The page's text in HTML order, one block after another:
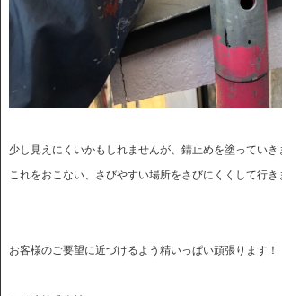
少し見えにくいかもしれませんが、錆止めを塗っていき
これをおこない、さびやすい場所をさびにくくして行き
お客様のご要望に近づけるよう精いっぱい頑張ります！